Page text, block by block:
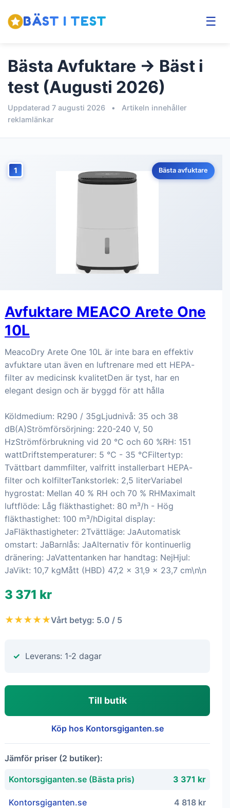
BÄST I TEST ☰
Bästa Avfuktare → Bäst i
test (Augusti 2026)
Uppdaterad 7 augusti 2026 •
Artikeln innehåller
reklamlänkar
1 Bästa avfuktare
Avfuktare MEACO Arete One
10L
MeacoDry Arete One 10L är inte bara en effektiv
avfuktare utan även en luftrenare med ett HEPA-
filter av medicinsk kvalitetDen är tyst, har en
elegant design och är byggd för att hålla
Köldmedium: R290 / 35gLjudnivå: 35 och 38
dB(A)Strömförsörjning: 220-240 V, 50
HzStrömförbrukning vid 20 °C och 60 %RH: 151
wattDriftstemperaturer: 5 °C - 35 °CFiltertyp:
Tvättbart dammfilter, valfritt installerbart HEPA-
filter och kolfilterTankstorlek: 2,5 literVariabel
hygrostat: Mellan 40 % RH och 70 % RHMaximalt
luftflöde: Låg fläkthastighet: 80 m³/h - Hög
fläkthastighet: 100 m³/hDigital display:
JaFläkthastigheter: 2Tvättläge: JaAutomatisk
omstart: JaBarnlås: JaAlternativ för kontinuerlig
dränering: JaVattentanken har handtag: NejHjul:
JaVikt: 10,7 kgMått (HBD) 47,2 x 31,9 x 23,7 cm\n\n
3 371 kr
★★★★★Vårt betyg: 5.0 / 5
Leverans: 1-2 dagar
Till butik
Köp hos Kontorsgiganten.se
Jämför priser (2 butiker):
Kontorsgiganten.se (Bästa pris) 3 371 kr
Kontorsgiganten.se 4 818 kr